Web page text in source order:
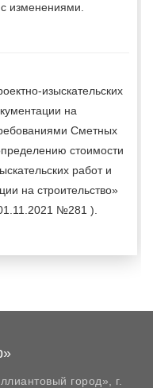
изменениями.
изыскательских
на
Сметных
стоимости
работ и
на строительство»
№281 ).
город»,
г.